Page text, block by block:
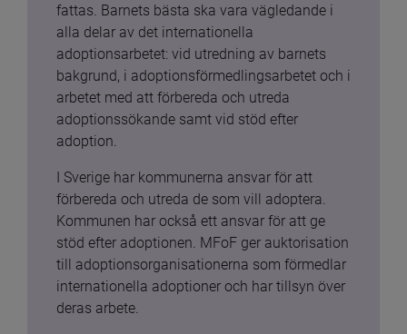
fattas. Barnets bästa ska vara vägledande i
alla delar av det internationella
adoptionsarbetet: vid utredning av barnets
bakgrund, i adoptionsförmedlingsarbetet och i
arbetet med att förbereda och utreda
adoptionssökande samt vid stöd efter
adoption.
I Sverige har kommunerna ansvar för att
förbereda och utreda de som vill adoptera.
Kommunen har också ett ansvar för att ge
stöd efter adoptionen. MFoF ger auktorisation
till adoptionsorganisationerna som förmedlar
internationella adoptioner och har tillsyn över
deras arbete.